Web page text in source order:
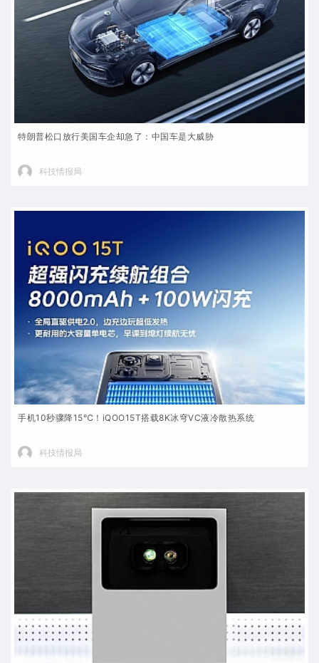
特朗普松口放行美国车企却急了：中国车是大威胁
科技情报局
手机10秒骤降15℃！iQOO15T搭载8K冰穹VC液冷散热系统
科技情报局